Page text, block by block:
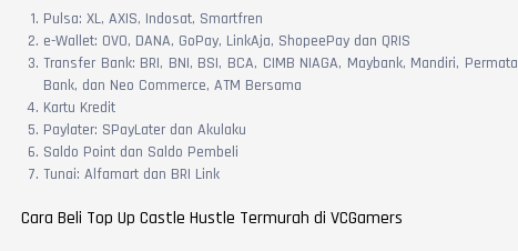
Pulsa: XL, AXIS, Indosat, Smartfren
e-Wallet: OVO, DANA, GoPay, LinkAja, ShopeePay dan QRIS
Transfer Bank: BRI, BNI, BSI, BCA, CIMB NIAGA, Maybank, Mandiri, Permata
Bank, dan Neo Commerce, ATM Bersama
Kartu Kredit
Paylater: SPayLater dan Akulaku
Saldo Point dan Saldo Pembeli
Tunai: Alfamart dan BRI Link
Cara Beli Top Up Castle Hustle Termurah di VCGamers